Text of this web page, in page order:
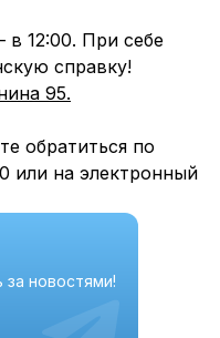
12:00. При себе
справку!
95.
обратиться по
или на электронный
новостями!